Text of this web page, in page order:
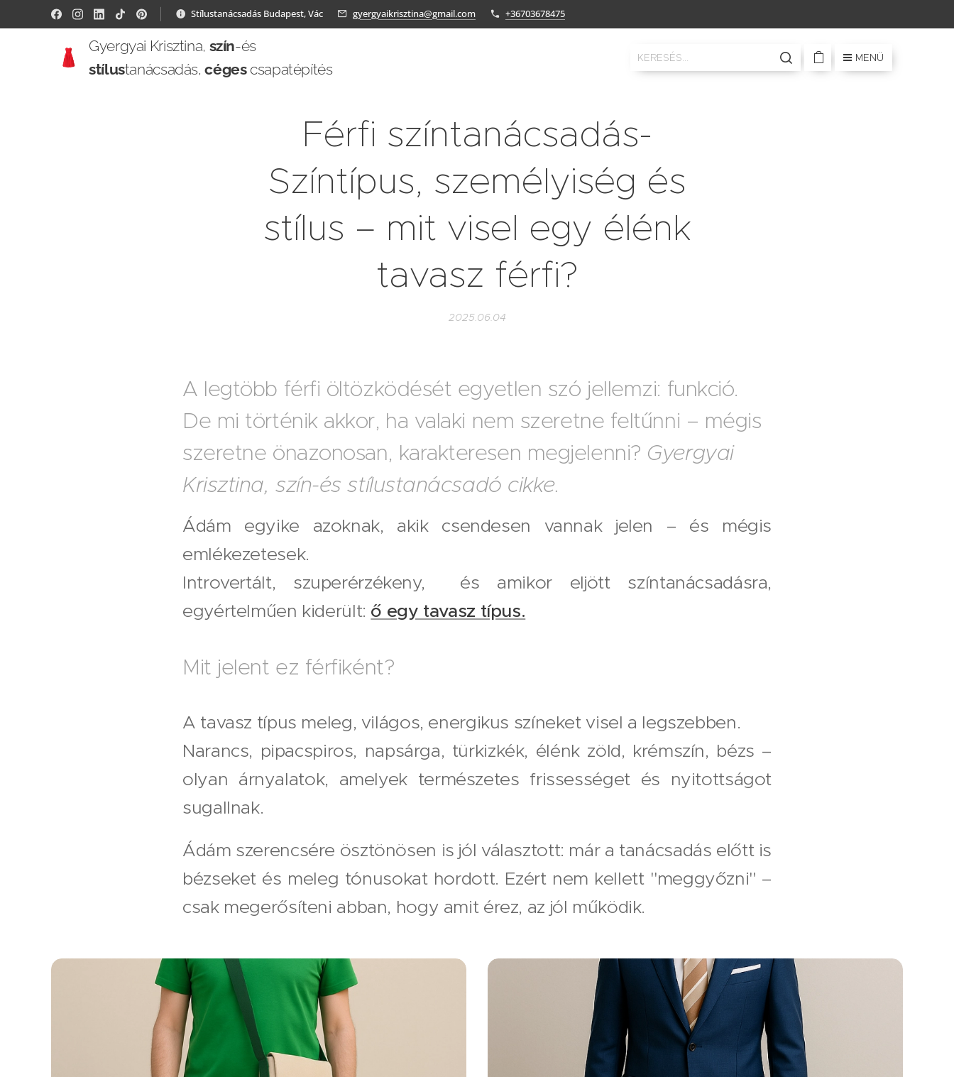
Stílustanácsadás Budapest, Vác gyergyaikrisztina@gmail.com +36703678475
Gyergyai Krisztina, szín-és
stílustanácsadás,cégescsapatépítés
MENÜ
Férfi színtanácsadás-
Színtípus, személyiség és
stílus – mit visel egy élénk
tavasz férfi?
2025.06.04
A legtöbb férfi öltözködését egyetlen szó jellemzi: funkció.
De mi történik akkor, ha valaki nem szeretne feltűnni – mégis
szeretne önazonosan, karakteresen megjelenni? Gyergyai
Krisztina, szín-és stílustanácsadó cikke.
Ádám egyike azoknak, akik csendesen vannak jelen – és mégis
emlékezetesek.
Introvertált, szuperérzékeny, és amikor eljött színtanácsadásra,
egyértelműen kiderült: ő egy tavasz típus.
Mit jelent ez férfiként?
A tavasz típus meleg, világos, energikus színeket visel a legszebben.
Narancs, pipacspiros, napsárga, türkizkék, élénk zöld, krémszín, bézs –
olyan árnyalatok, amelyek természetes frissességet és nyitottságot
sugallnak.
Ádám szerencsére ösztönösen is jól választott: már a tanácsadás előtt is
bézseket és meleg tónusokat hordott. Ezért nem kellett "meggyőzni" –
csak megerősíteni abban, hogy amit érez, az jól működik.